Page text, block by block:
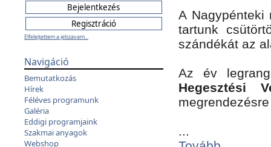
Elfelejtettem a jelszavam...
Navigáció
Bemutatkozás
Hírek
Féléves programunk
Galéria
Eddigi programjaink
Szakmai anyagok
Webshop
A Nagypénteki
tartunk
szándékát az
Az év
Hegesztési
...